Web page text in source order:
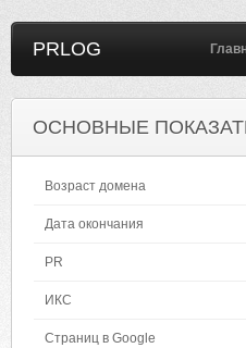
PRLOG
ОСНОВНЫЕ
Возраст домена
Дата окончания
PR
ИКС
Страниц в Google